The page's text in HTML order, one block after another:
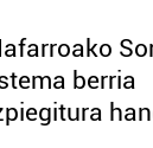
berria